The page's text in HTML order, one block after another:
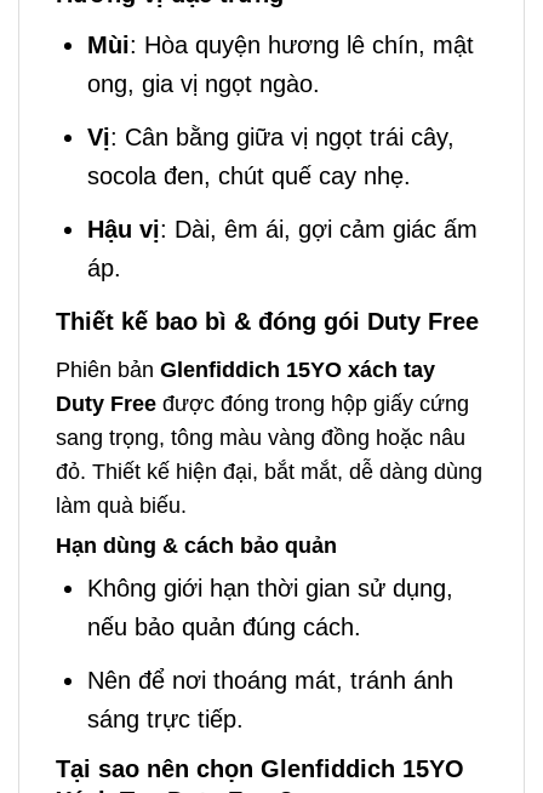
Mùi: Hòa quyện hương lê chín, mật
ong, gia vị ngọt ngào.
Vị: Cân bằng giữa vị ngọt trái cây,
socola đen, chút quế cay nhẹ.
Hậu vị: Dài, êm ái, gợi cảm giác ấm
áp.
Thiết kế bao bì & đóng gói Duty Free
Phiên bản Glenfiddich 15YO xách tay
Duty Free được đóng trong hộp giấy cứng
sang trọng, tông màu vàng đồng hoặc nâu
đỏ. Thiết kế hiện đại, bắt mắt, dễ dàng dùng
làm quà biếu.
Hạn dùng & cách bảo quản
Không giới hạn thời gian sử dụng,
nếu bảo quản đúng cách.
Nên để nơi thoáng mát, tránh ánh
sáng trực tiếp.
Tại sao nên chọn Glenfiddich 15YO